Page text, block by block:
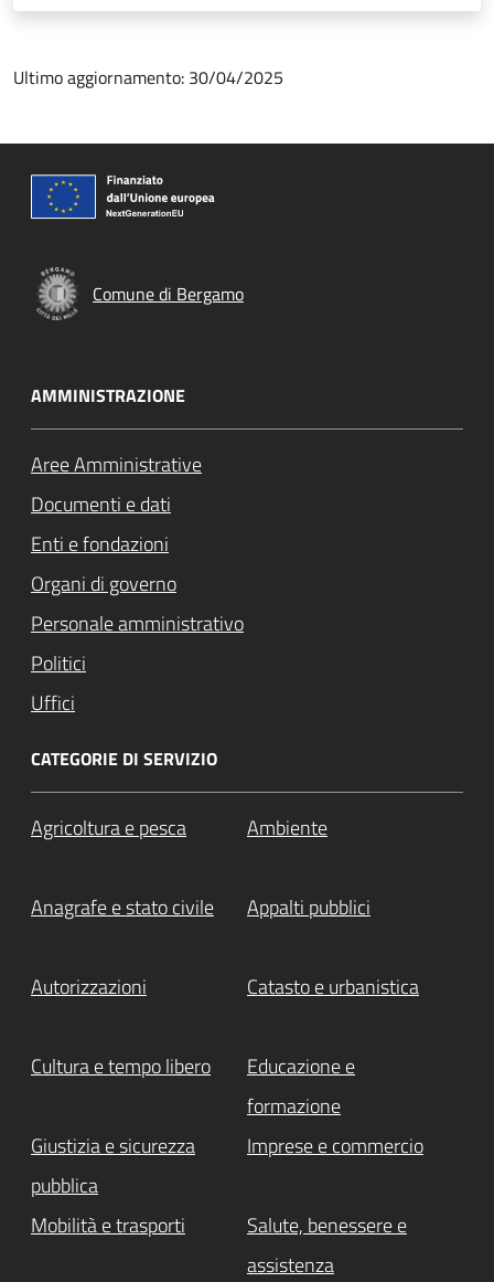
Ultimo aggiornamento: 30/04/2025
Comune di Bergamo
AMMINISTRAZIONE
Aree Amministrative
Documenti e dati
Enti e fondazioni
Organi di governo
Personale amministrativo
Politici
Uffici
CATEGORIE DI SERVIZIO
Agricoltura e pesca Ambiente
Anagrafe e stato civile Appalti pubblici
Autorizzazioni Catasto e urbanistica
Cultura e tempo libero
Educazione e
formazione
Giustizia e sicurezza
pubblica
Imprese e commercio
Mobilità e trasporti
Salute, benessere e
assistenza